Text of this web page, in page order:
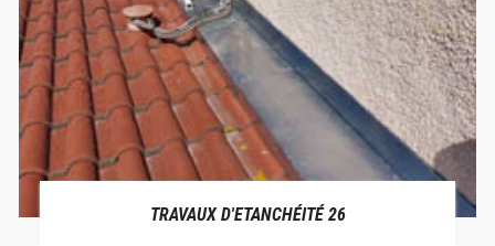
TRAVAUX D'ETANCHÉITÉ 26